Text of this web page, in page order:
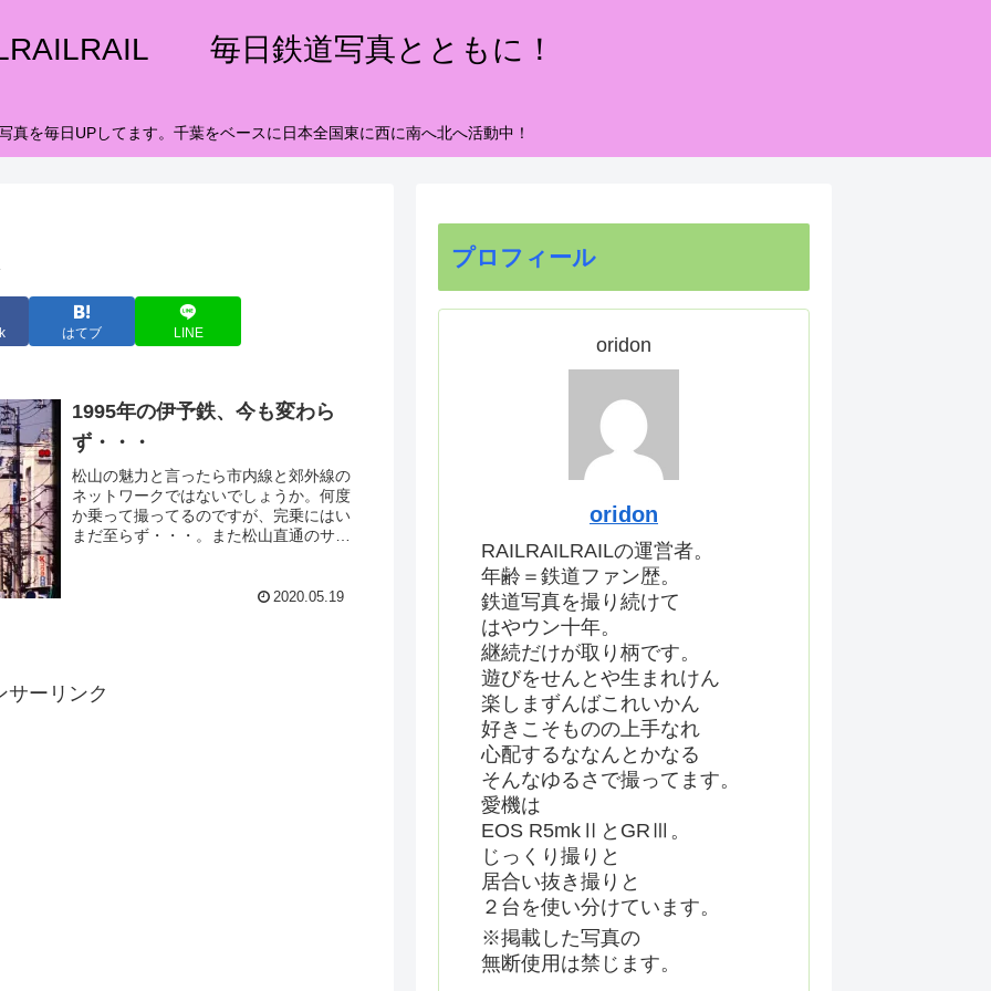
毎日鉄道写真とともに！
真を毎日UPしてます。千葉をベースに日本全国東に西に南へ北へ活動中！
はてブ LINE
1995年の伊予鉄、今も変わら
ず・・・
松山の魅力と言ったら市内線と郊外線の
ネットワークではないでしょうか。何度
か乗って撮ってるのですが、完乗にはい
まだ至らず・・・。また松山直通のサン
2020.05.19
サーリンク
プロフィール
oridon
oridon
RAILRAILRAILの運営者。
年齢＝鉄道ファン歴。
鉄道写真を撮り続けて
はやウン十年。
継続だけが取り柄です。
遊びをせんとや生まれけん
楽しまずんばこれいかん
好きこそものの上手なれ
心配するななんとかなる
そんなゆるさで撮ってます。
愛機は
EOS R5mkⅡとGRⅢ。
じっくり撮りと
居合い抜き撮りと
２台を使い分けています。
※掲載した写真の
無断使用は禁じます。